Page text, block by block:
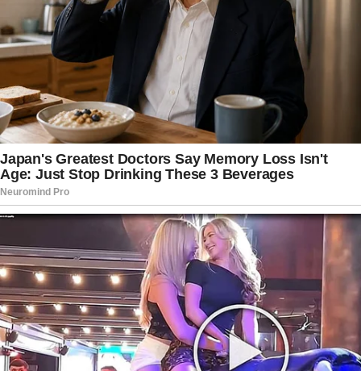
articulações políticas atribuídas a Eduardo
Bolsonaro não configurariam crime de coação no
curso do processo, já que, segundo a tese
apresentada, não existiria ameaça jurídica
concreta nos termos exigidos pelo Código Penal.
A defesa argumenta ainda que parlamentares
possuem prerrogativas constitucionais
relacionadas à atuação política e à manifestação
de opiniões, especialmente em temas ligados ao
debate público e institucional.
Nos bastidores jurídicos e políticos, o caso vem
sendo acompanhado com grande atenção por
envolver diretamente figuras centrais do cenário
nacional. O processo coloca frente a frente